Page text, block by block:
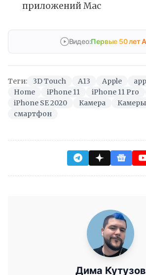
приложений Mac
Видео:Первые 50 лет
Теги: 3D Touch A13 Apple
Home
iPhone 11 iPhone 11 Pro
iPhone SE 2020
Камера Камеры
смартфон
Дима Кутузов